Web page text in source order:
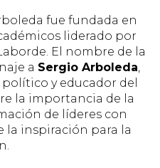
fue fundada en
liderado por
El nombre de la
a Sergio Arboleda,
y educador del
la importancia de la
de líderes con
la inspiración para la